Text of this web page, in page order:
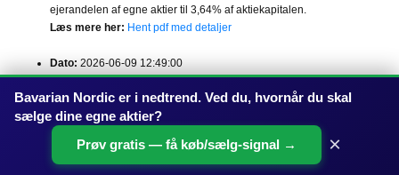
ejerandelen af egne aktier til 3,64% af aktiekapitalen.
Læs mere her: Hent pdf med detaljer
Dato: 2026-06-09 12:49:00
Kategori:Ny Ordre (den er blevet til noget)
Nyheden:Bavarian Nordic har sikret en statslig kontrakt på over 700
mio. kr. til levering af koppe- og mpox-vaccine i 2026-2027. Selskabet
har nu samlet 2,2 mia. kr. i beredskabskontrakter for 2026, mens
helårsfølgetningen fastholdes.
Læs mere her: Hent pdf med detaljer
Bavarian Nordic er i nedtrend. Ved du, hvornår du skal
sælge dine egne aktier?
Prøv gratis — få køb/sælg-signal →
×